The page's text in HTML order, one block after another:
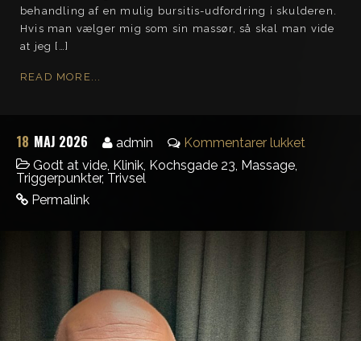
behandling af en mulig bursitis-udfordring i skulderen.
Hvis man vælger mig som sin massør, så skal man vide
at jeg […]
READ MORE...
18 MAJ 2026 admin
Kommentarer lukket
Godt at vide, Klinik, Kochsgade 23, Massage,
Triggerpunkter, Trivsel
Permalink